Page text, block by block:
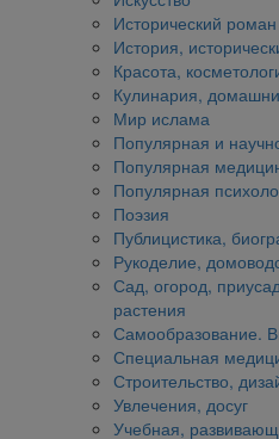
Исторический роман
История,
Красота,
Кулинария,
Мир ислама
Популярная и
Популярная
Популярная
Поэзия
Публицистика,
Рукоделие,
Сад, огород,
растения
Самообразование.
Специальная
Строительство,
Увлечения, досуг
Учебная,